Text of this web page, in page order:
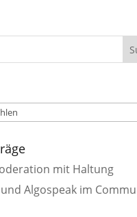
mit Haltung
Algospeak im